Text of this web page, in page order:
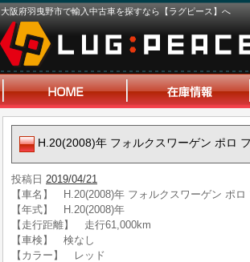
大阪府羽曳野市で輸入中古車を探すなら【ラグピース】へ
H.20(2008)年 フォルクスワーゲン ポロ
投稿日 2019/04/21
【車名】 H.20(2008)年 フォルクスワーゲン ポ
【年式】 H.20(2008)年
【走行距離】 走行61,000km
【車検】 検なし
【カラー】 レッド